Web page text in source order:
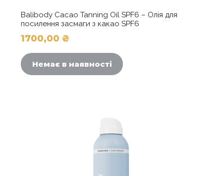
Balibody Cacao Tanning Oil SPF6 – Олія для
посилення засмаги з какао SPF6
1700,00 ₴
Немає в наявності